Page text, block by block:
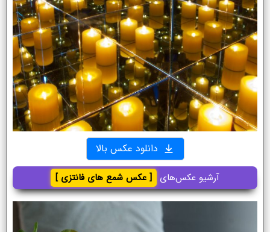
دانلود عکس بالا
آرشیو عکس‌های [ عکس شمع های فانتزی ]